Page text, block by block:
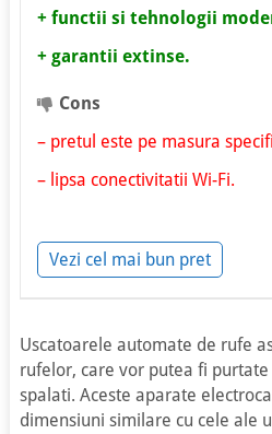
+ functii si tehnologii
+ garantii extinse.
Cons
– pretul este pe masura
– lipsa conectivitatii Wi-Fi.
Vezi cel mai bun pret
Uscatoarele automate de rufe
rufelor, care vor putea fi
spalati. Aceste aparate
dimensiuni similare cu cele ale